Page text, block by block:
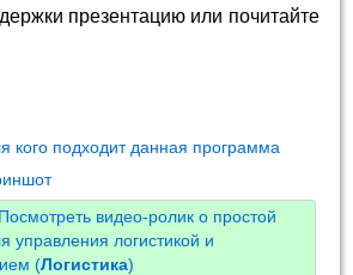
презентацию или почитайте
кого подходит данная программа
видео-ролик о простой
управления логистикой и
(Логистика)